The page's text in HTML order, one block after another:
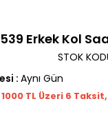
Erkek Kol
STOK
: Aynı Gün
TL Üzeri 6 Taksit,